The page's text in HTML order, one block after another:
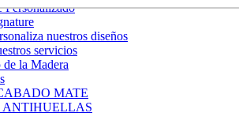
Personalizado
nuestros diseños
servicios
la Madera
MATE
ANTIHUELLAS